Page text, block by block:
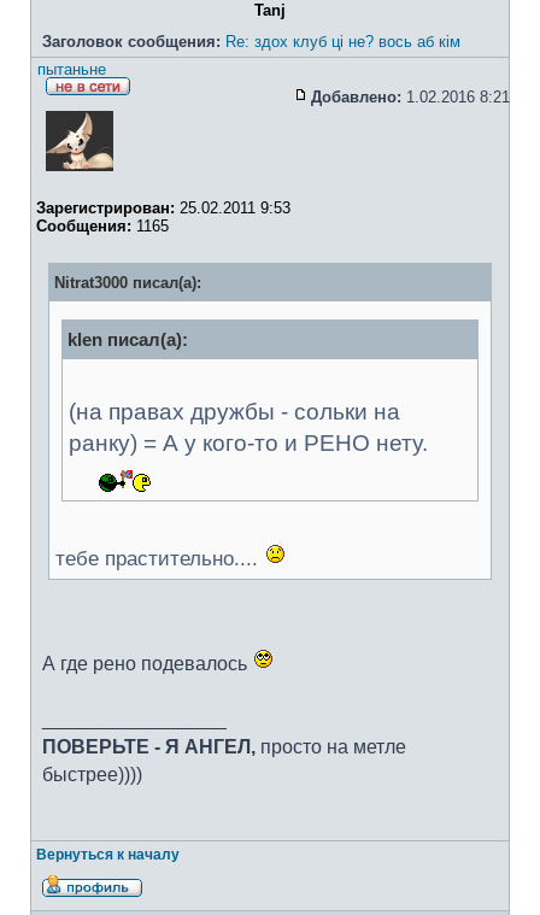
Tanj
Заголовок сообщения: Re: здох клуб ці не? вось аб кім
пытаньне
Добавлено: 1.02.2016 8:21
Зарегистрирован: 25.02.2011 9:53
Сообщения: 1165
Nitrat3000 писал(а):
klen писал(а):
(на правах дружбы - сольки на
ранку) = А у кого-то и РЕНО нету.
тебе прастительно....
А где рено подевалось
ПОВЕРЬТЕ - Я АНГЕЛ, просто на метле
быстрее))))
Вернуться к началу